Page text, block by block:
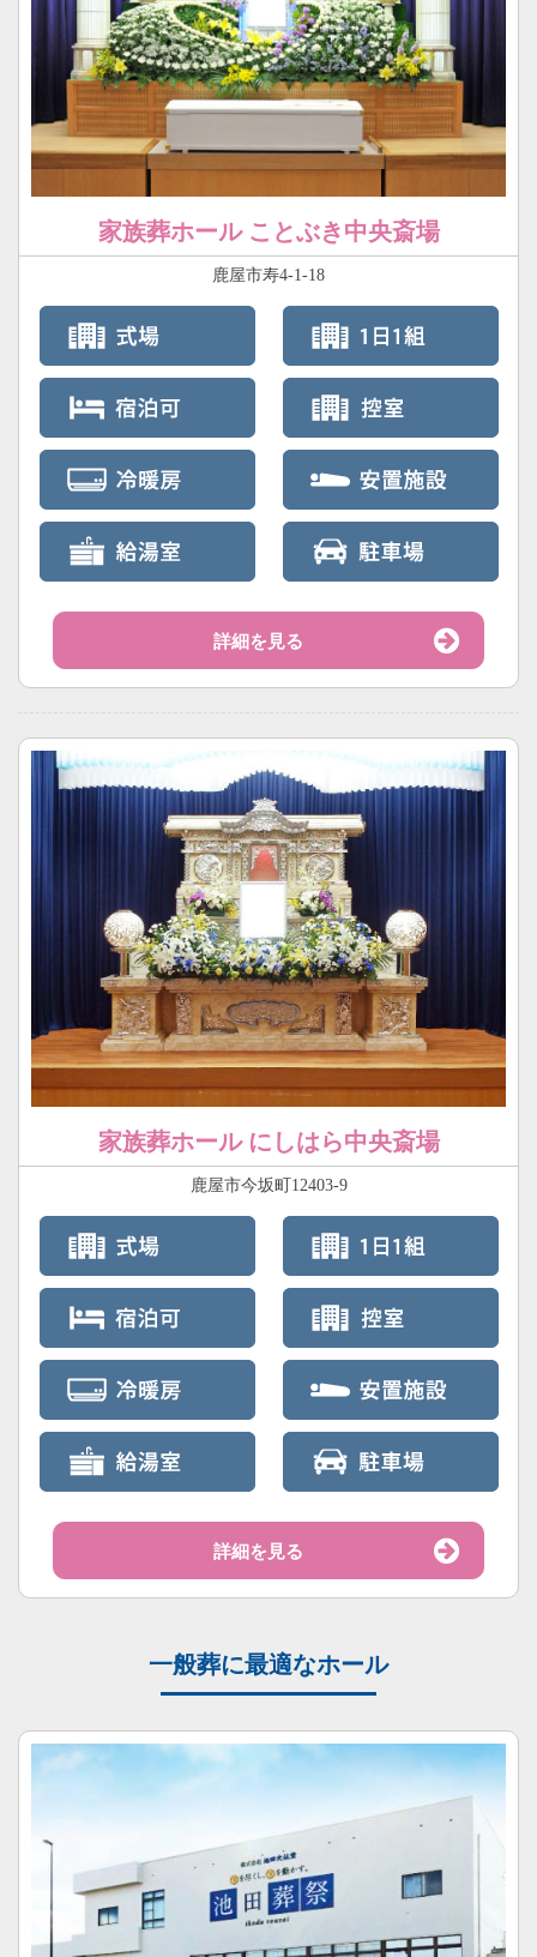
家族葬ホール ことぶき中央斎場
鹿屋市寿4-1-18
詳細を見る
家族葬ホール にしはら中央斎場
鹿屋市今坂町12403-9
詳細を見る
一般葬に最適なホール